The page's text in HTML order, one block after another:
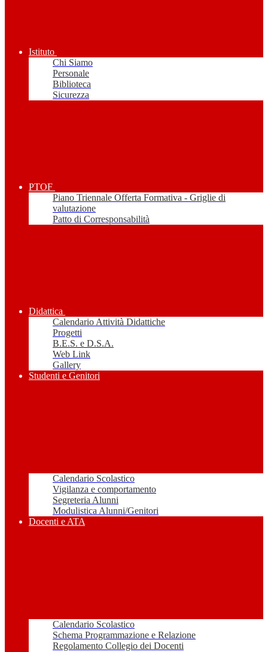
Istituto
Chi Siamo
Personale
Biblioteca
Sicurezza
PTOF
Piano Triennale Offerta Formativa - Griglie di
valutazione
Patto di Corresponsabilità
Didattica
Calendario Attività Didattiche
Progetti
B.E.S. e D.S.A.
Web Link
Gallery
Studenti e Genitori
Calendario Scolastico
Vigilanza e comportamento
Segreteria Alunni
Modulistica Alunni/Genitori
Docenti e ATA
Calendario Scolastico
Schema Programmazione e Relazione
Regolamento Collegio dei Docenti